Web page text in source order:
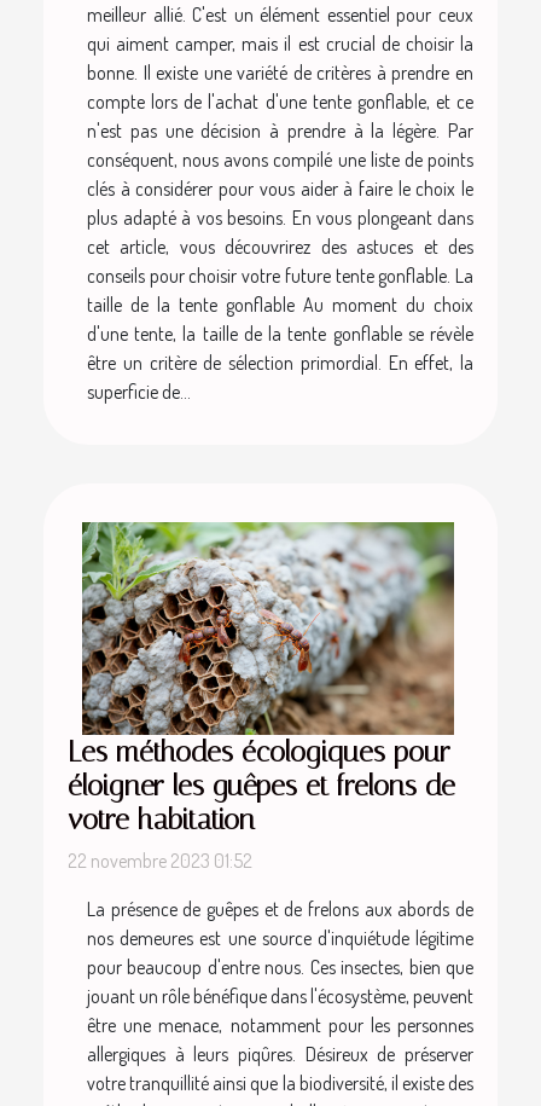
meilleur allié. C'est un élément essentiel pour ceux
qui aiment camper, mais il est crucial de choisir la
bonne. Il existe une variété de critères à prendre en
compte lors de l'achat d'une tente gonflable, et ce
n'est pas une décision à prendre à la légère. Par
conséquent, nous avons compilé une liste de points
clés à considérer pour vous aider à faire le choix le
plus adapté à vos besoins. En vous plongeant dans
cet article, vous découvrirez des astuces et des
conseils pour choisir votre future tente gonflable. La
taille de la tente gonflable Au moment du choix
d'une tente, la taille de la tente gonflable se révèle
être un critère de sélection primordial. En effet, la
superficie de...
Les méthodes écologiques pour
éloigner les guêpes et frelons de
votre habitation
22 novembre 2023 01:52
La présence de guêpes et de frelons aux abords de
nos demeures est une source d'inquiétude légitime
pour beaucoup d'entre nous. Ces insectes, bien que
jouant un rôle bénéfique dans l'écosystème, peuvent
être une menace, notamment pour les personnes
allergiques à leurs piqûres. Désireux de préserver
votre tranquillité ainsi que la biodiversité, il existe des